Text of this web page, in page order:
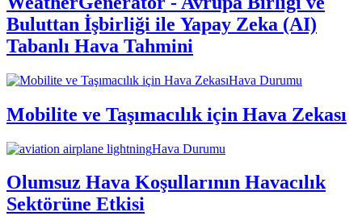
Buluttan İşbirliği ile Yapay Zeka (AI)
Tabanlı Hava Tahmini
Hava Durumu
Mobilite ve Taşımacılık için Hava Zekası
Hava Durumu
Olumsuz Hava Koşullarının Havacılık
Sektörüne Etkisi